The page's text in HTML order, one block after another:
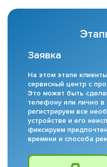
Заявка
На этом этапе
сервисный центр с
Это может быть
телефону или лично
регистрируем все
устройстве и его
фиксируем
времени и способа